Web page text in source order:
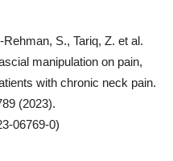
S., Tariq, Z. et al.
manipulation on pain,
with chronic neck pain.
(2023).
06769-0)